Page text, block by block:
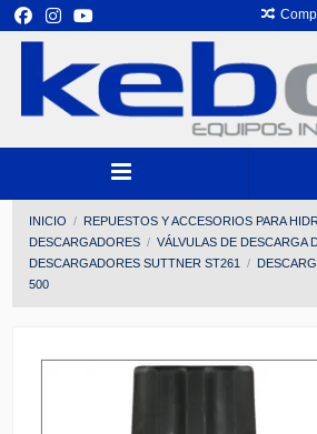
INICIO
REPUESTOS Y ACCESORIOS PARA
DESCARGADORES
VÁLVULAS DE DESCARGA
DESCARGADORES SUTTNER ST261
500